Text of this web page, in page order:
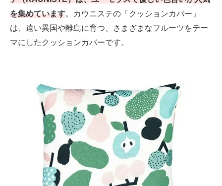
を集めています。カウニステの「クッションカバー」
は、遠い異国や離島に育つ、さまざまなフルーツをテー
マにしたクッションカバーです。